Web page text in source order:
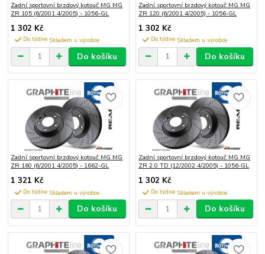
Zadní sportovní brzdový kotouč MG MG
ZR 105 (6/2001 4/2005) - 1056-GL
1 302 Kč
Do týdne
Do košíku
Zadní sportovní brzdový kotouč MG MG
ZR 120 (6/2001 4/2005) - 1056-GL
1 302 Kč
Do týdne
Do košíku
Zadní sportovní brzdový kotouč MG MG
ZR 160 (6/2001 4/2005) - 1662-GL
1 321 Kč
Do týdne
Do košíku
Zadní sportovní brzdový kotouč MG MG
ZR 2.0 TD (12/2002 4/2005) - 1056-GL
1 302 Kč
Do týdne
Do košíku